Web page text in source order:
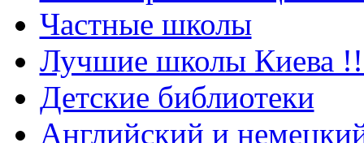
Частные школы
Лучшие школы Киева
Детские библиотеки
Английский и